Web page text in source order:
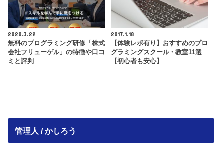
2020.3.22
無料のプログラミング研修「株式
会社フリューゲル」の特徴や口コ
ミと評判
2017.1.18
【体験レポ有り】おすすめのプロ
グラミングスクール・教室11選
【初心者も安心】
管理人 / かしろう